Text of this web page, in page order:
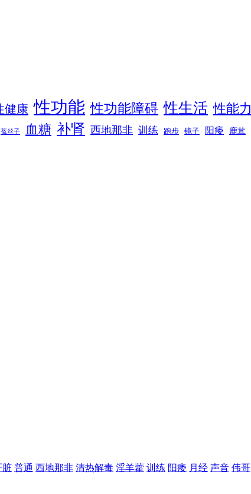
健康 性功能 性功能障碍 性生活 性能力
菟丝子 血糖 补肾 西地那非 训练 跑步 镜子 阳痿 鹿茸
脏 普通 西地那非 清热解毒 淫羊藿 训练 阳痿 月经 声音 伟哥